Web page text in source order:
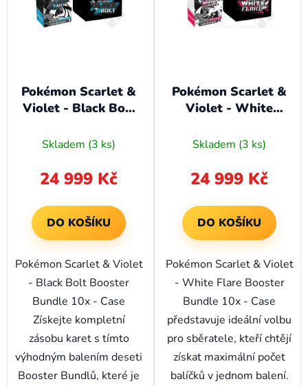
Pokémon Scarlet &
Violet - Black Bolt
- Case
Skladem (3 ks)
24 999 Kč
DO KOŠÍKU
Pokémon Scarlet & Violet
- Black Bolt Booster
Bundle 10x - Case
Získejte kompletní
zásobu karet s tímto
výhodným balením deseti
Booster Bundlů, které je
Pokémon Scarlet &
Violet - White
Bundle 10x - Case
Skladem (3 ks)
24 999 Kč
DO KOŠÍKU
Pokémon Scarlet & Violet
- White Flare Booster
Bundle 10x - Case
představuje ideální volbu
pro sběratele, kteří chtějí
získat maximální počet
balíčků v jednom balení.